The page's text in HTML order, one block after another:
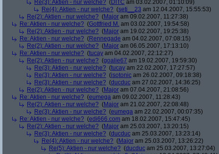
Re(3): Aktien - nur welche? (DITC am 03.02.2007, 01:10:09)
Re(4): Aktien - nur welche? (seti__23 am 12.04.2007, 15:55:53)
Re(2): Aktien - nur welche? (Major am 09.02.2007, 11:27:38)
Re: Aktien - nur welche? (Gottfried M. am 03.02.2007, 19:54:58)
Re(2): Aktien - nur welche? (Major am 19.02.2007, 19:25:38)
Re: Aktien - nur welche? (Rennegade am 04.02.2007, 07:08:15)
Re(2): Aktien - nur welche? (Major am 06.05.2007, 17:13:10)
Re: Aktien - nur welche? (tucay am 04.02.2007, 22:12:27)
Re(2): Aktien - nur welche? (goalie67 am 19.02.2007, 19:59:30)
Re(3): Aktien - nur welche? (tucay am 22.02.2007, 17:27:57)
Re(3): Aktien - nur welche? (isotonic am 26.02.2007, 09:18:38)
Re(3): Aktien - nur welche? (ducduc am 27.02.2007, 14:36:25)
Re(2): Aktien - nur welche? (Major am 07.04.2007, 21:08:56)
Re: Aktien - nur welche? (eumega am 09.02.2007, 11:28:43)
Re(2): Aktien - nur welche? (Major am 21.02.2007, 22:08:48)
Re(3): Aktien - nur welche? (eumega am 22.02.2007, 00:07:35)
Re: Aktien - nur welche? (edi666.com am 18.02.2007, 15:47:45)
Re(2): Aktien - nur welche? (Major am 25.03.2007, 13:20:15)
Re(3): Aktien - nur welche? (ducduc am 25.03.2007, 13:23:14)
Re(4): Aktien - nur welche? (Major am 25.03.2007, 13:26:22)
Re(5): Aktien - nur welche? (ducduc am 25.03.2007, 13:27:04)